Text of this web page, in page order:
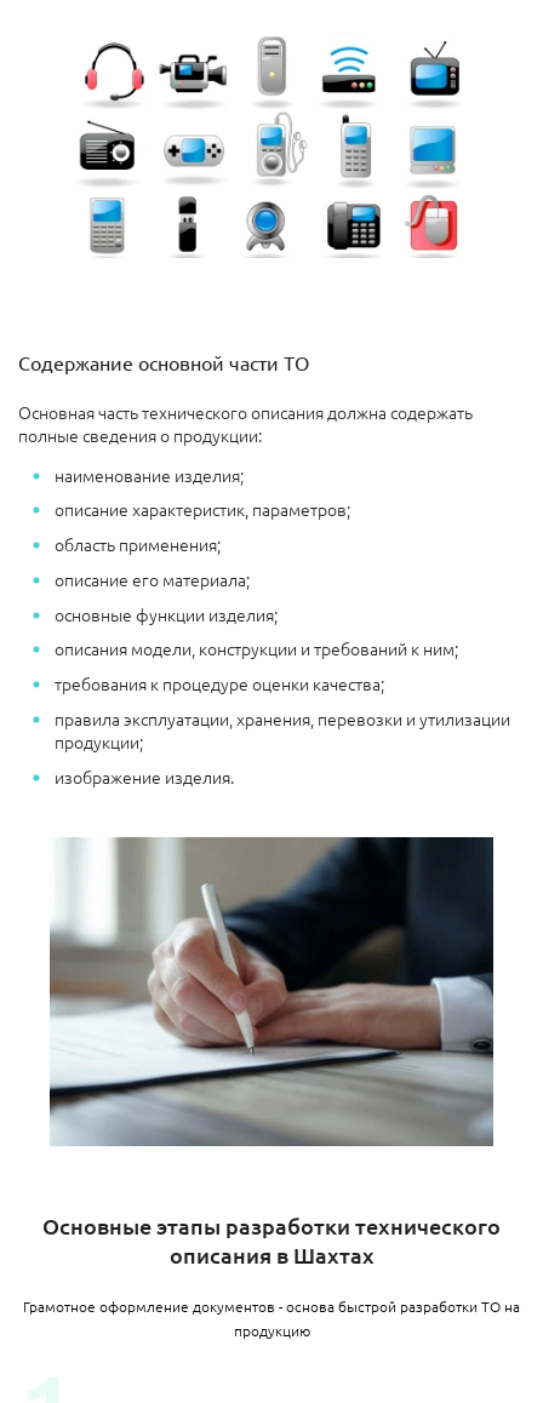
Содержание основной части ТО
Основная часть технического описания должна содержать
полные сведения о продукции:
наименование изделия;
описание характеристик, параметров;
область применения;
описание его материала;
основные функции изделия;
описания модели, конструкции и требований к ним;
требования к процедуре оценки качества;
правила эксплуатации, хранения, перевозки и утилизации
продукции;
изображение изделия.
Основные этапы разработки технического
описания в Шахтах
Грамотное оформление документов - основа быстрой разработки ТО на
продукцию